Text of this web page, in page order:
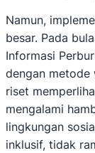
Namun,
besar. Pada
Informasi
dengan metode
riset
mengalami
lingkungan
inklusif, tidak